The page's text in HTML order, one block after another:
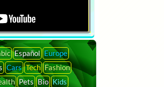
Español Europe
Cars Tech Fashion
Pets Bio Kids